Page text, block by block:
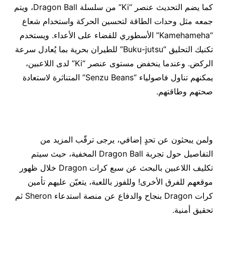
كما يضم التحديث عنصر “Ki” من سلسلة Dragon Ball، ويتم
جمعه مثل وحدات الطاقة لتحسين الحركة واستخدام شعاع
“Kamehameha” الأسطوري للقضاء على الأعداء. ويستخدم
تكنيك التحليق “Buku-jutsu” للطيران بحرية بما يُعادل سرعة
الركض. وعندما ينخفض مستوى عنصر “Ki” لدى اللاعبين،
يمكنهم تناول فاصولياء “Senzu Beans” المتناثرة لاستعادة
صحتهم وطاقتهم.
ولمن يبحثون عن تحدٍ إضافي، يرجى ترقّب المزيد من
التفاصيل حول تجربة Dragon Ball المخفية، حيث سيتم
تكليف اللاعبين بالبحث عن سبع كرات Dragon خلال ظهور
موقعهم للفرق الأخرى! وللفوز باللعبة، يتعيّن عليهم تأمين
كرات Dragon بنجاح والدفاع عن منصة استدعاء Sheron ثم
تحقيق أمنية.